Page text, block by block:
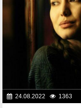
24.08.2022 1363